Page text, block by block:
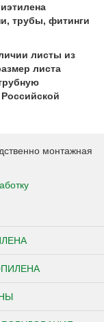
трубы, фитинги
листы из
листа
монтажная